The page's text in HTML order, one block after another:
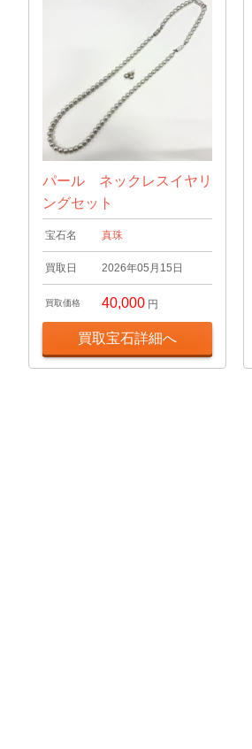
パール ネックレスイヤリ
ングセット
宝石名 真珠
買取日 2026年05月15日
買取価格 40,000 円
買取宝石詳細へ